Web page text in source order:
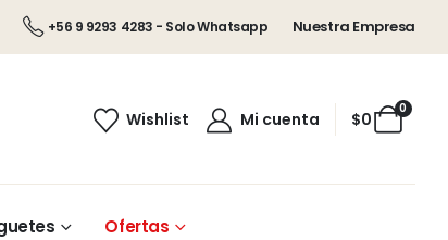
+56 9 9293 4283 - Solo Whatsapp Nuestra Empresa
Wishlist Mi cuenta
0
$0
Ofertas